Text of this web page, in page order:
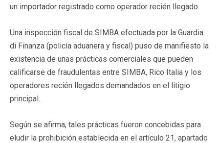
un importador registrado como operador recién llegado.
Una inspección fiscal de SIMBA efectuada por la Guardia
di Finanza (policía aduanera y fiscal) puso de manifiesto la
existencia de unas prácticas comerciales que pueden
calificarse de fraudulentas entre SIMBA, Rico Italia y los
operadores recién llegados demandados en el litigio
principal.
Según se afirma, tales prácticas fueron concebidas para
eludir la prohibición establecida en el artículo 21, apartado